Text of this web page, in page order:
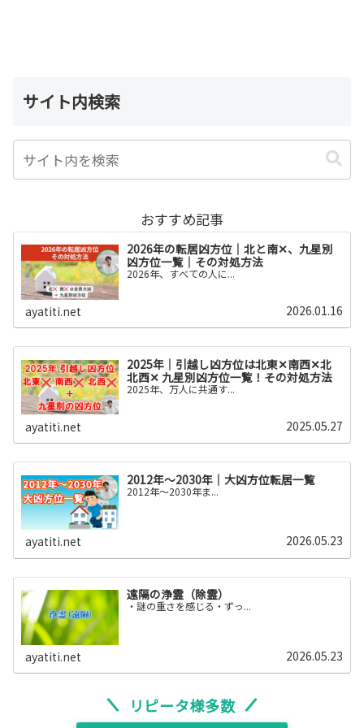
サイト内検索
おすすめ記事
2026年の転居凶方位｜北と南✕、九星別
凶方位一覧｜その対処方法
2026年、すべての人に...
ayatiti.net 2026.01.16
2025年｜引越し凶方位は北東✕南西✕北
北西✕ 九星別凶方位一覧！その対処方法
2025年、万人に共通す...
ayatiti.net 2025.05.27
2012年～2030年｜大凶方位転居一覧
2012年〜2030年ま...
ayatiti.net 2026.05.23
遠隔の浄霊（除霊）
・謎の重さを感じる・ずっ...
ayatiti.net 2026.05.23
リピータ様多数